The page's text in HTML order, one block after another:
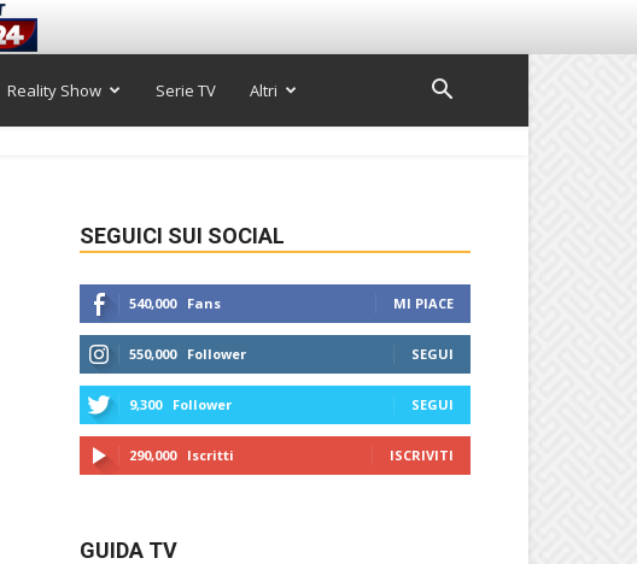
Reality Show Serie TV Altri
SEGUICI SUI SOCIAL
540,000 Fans MI PIACE
550,000 Follower SEGUI
9,300 Follower SEGUI
290,000 Iscritti ISCRIVITI
GUIDA TV